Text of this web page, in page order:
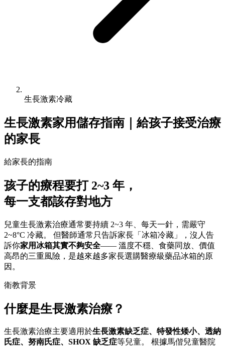
生長激素冷藏
生長激素家用儲存指南｜給孩子接受治療
的家長
給家長的指南
孩子的療程要打 2~3 年，
每一支都該存對地方
兒童生長激素治療通常要持續 2~3 年、每天一針，需嚴守
2~8°C 冷藏。 但醫師通常只告訴家長「冰箱冷藏」，沒人告
訴你家用冰箱其實不夠安全—— 溫度不穩、食藥同放、價值
高昂的三重風險，是越來越多家長選購醫療級藥品冰箱的原
因。
衛教背景
什麼是生長激素治療？
生長激素治療主要適用於生長激素缺乏症、特發性矮小、透納
氏症、努南氏症、SHOX 缺乏症等兒童。 根據馬偕兒童醫院